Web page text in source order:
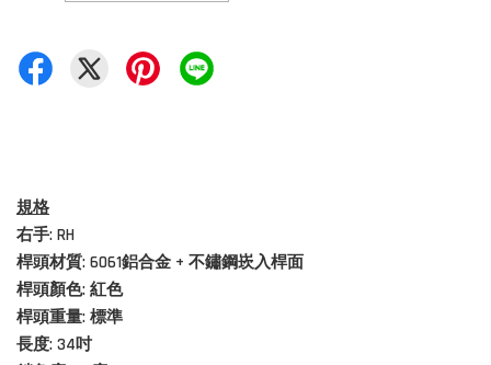
規格
右手: RH
桿頭材質: 6061鋁合金 + 不鏽鋼崁入桿面
桿頭顏色: 紅色
桿頭重量: 標準
長度: 34吋